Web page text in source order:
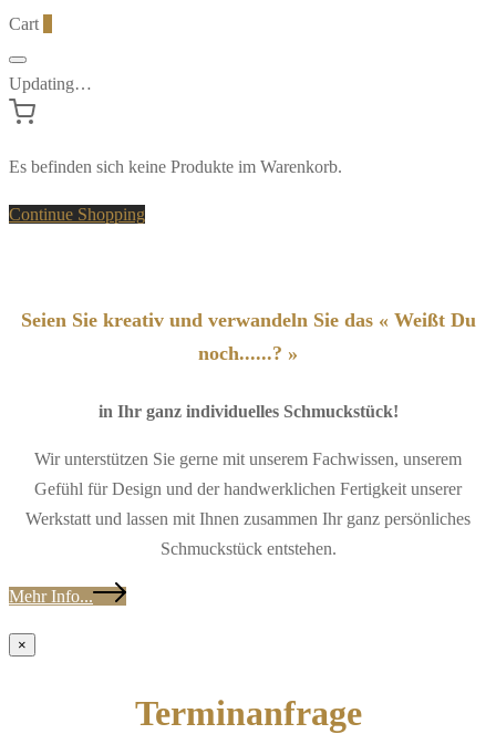
Cart
Updating…
Es befinden sich keine Produkte im Warenkorb.
Continue Shopping
Seien Sie kreativ und verwandeln Sie das « Weißt Du
noch......? »
in Ihr ganz individuelles Schmuckstück!
Wir unterstützen Sie gerne mit unserem Fachwissen, unserem
Gefühl für Design und der handwerklichen Fertigkeit unserer
Werkstatt und lassen mit Ihnen zusammen Ihr ganz persönliches
Schmuckstück entstehen.
Mehr Info...
×
Terminanfrage